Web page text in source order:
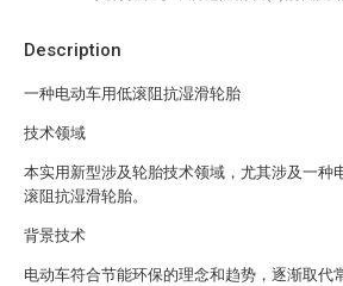
Description
一种电动车用低滚阻抗湿滑轮胎
技术领域
本实用新型涉及轮胎技术领域，尤其涉及一种
滚阻抗湿滑轮胎。
背景技术
电动车符合节能环保的理念和趋势，逐渐取代